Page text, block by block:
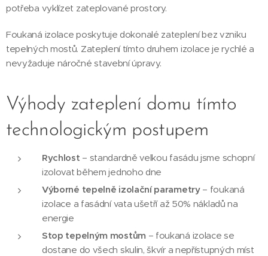
potřeba vyklízet zateplované prostory.
Foukaná izolace poskytuje dokonalé zateplení bez vzniku
tepelných mostů. Zateplení tímto druhem izolace je rychlé a
nevyžaduje náročné stavební úpravy.
Výhody zateplení domu tímto
technologickým postupem
Rychlost – standardně velkou fasádu jsme schopní
izolovat během jednoho dne
Výborné tepelně izolační parametry– foukaná
izolace a fasádní vata ušetří až 50% nákladů na
energie
Stop tepelným mostům– foukaná izolace se
dostane do všech skulin, škvír a nepřístupných míst